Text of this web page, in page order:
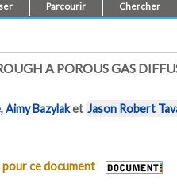
Parcourir Chercher
A POROUS GAS
,Aimy Bazylaket Jason Robert
ce document